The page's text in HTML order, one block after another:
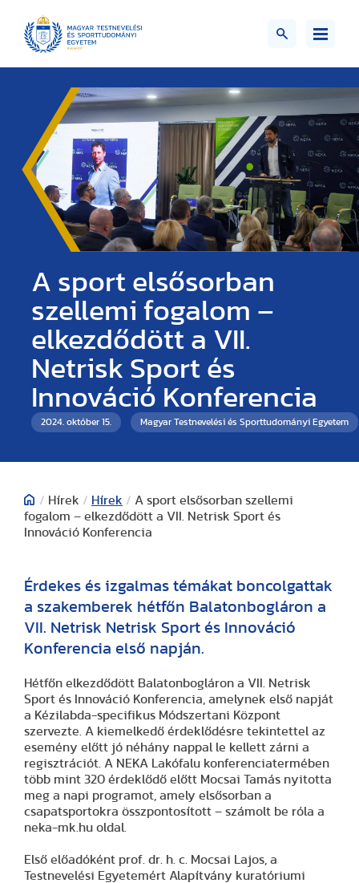
A sport elsősorban
szellemi fogalom –
elkezdődött a VII.
Netrisk Sport és
Innováció Konferencia
2024. október 15. Magyar Testnevelési és Sporttudományi Egyetem
/ Hírek / Hírek / A sport elsősorban szellemi
fogalom – elkezdődött a VII. Netrisk Sport és
Innováció Konferencia
Érdekes és izgalmas témákat boncolgattak
a szakemberek hétfőn Balatonbogláron a
VII. Netrisk Netrisk Sport és Innováció
Konferencia első napján.
Hétfőn elkezdődött Balatonbogláron a VII. Netrisk
Sport és Innováció Konferencia, amelynek első napját
a Kézilabda-specifikus Módszertani Központ
szervezte. A kiemelkedő érdeklődésre tekintettel az
esemény előtt jó néhány nappal le kellett zárni a
regisztrációt. A NEKA Lakófalu konferenciatermében
több mint 320 érdeklődő előtt Mocsai Tamás nyitotta
meg a napi programot, amely elsősorban a
csapatsportokra összpontosított – számolt be róla a
neka-mk.hu oldal.
Első előadóként prof. dr. h. c. Mocsai Lajos, a
Testnevelési Egyetemért Alapítvány kuratóriumi